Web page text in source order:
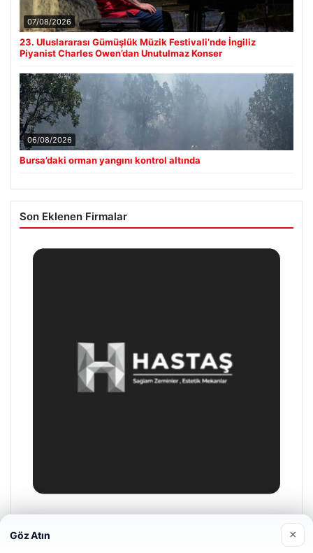
07/08/2026
23. Uluslararası Gümüşlük Müzik Festivali’nde İngiliz
Piyanist Charles Owen’dan Unutulmaz Konser
06/08/2026
Bursa’daki orman yangını kontrol altında
Son Eklenen Firmalar
29/04/2026
Göz Atın ×